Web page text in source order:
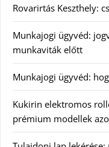
Rovarirtás Keszthely:
Munkajogi ügyvéd:
munkaviták előtt
Munkajogi ügyvéd:
Kukirin elektromos
prémium modellek